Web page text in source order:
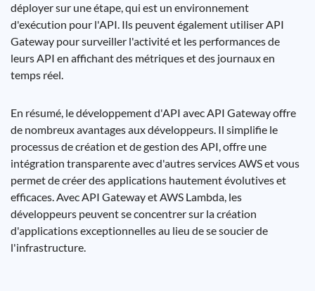
déployer sur une étape, qui est un environnement
d'exécution pour l'API. Ils peuvent également utiliser API
Gateway pour surveiller l'activité et les performances de
leurs API en affichant des métriques et des journaux en
temps réel.
En résumé, le développement d'API avec API Gateway offre
de nombreux avantages aux développeurs. Il simplifie le
processus de création et de gestion des API, offre une
intégration transparente avec d'autres services AWS et vous
permet de créer des applications hautement évolutives et
efficaces. Avec API Gateway et AWS Lambda, les
développeurs peuvent se concentrer sur la création
d'applications exceptionnelles au lieu de se soucier de
l'infrastructure.